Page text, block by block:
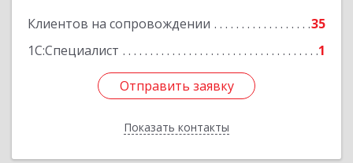
Клиентов на сопровождении
35
1С:Специалист
1
Отправить заявку
Показать контакты
Отправить заявку
Назад